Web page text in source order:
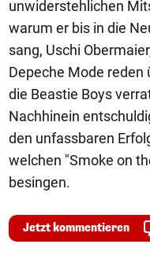
unwiderstehlichen
warum er bis in die
sang, Uschi
Depeche Mode reden
die Beastie Boys
Nachhinein
den unfassbaren
welchen "Smoke on
besingen.
Jetzt kommentieren